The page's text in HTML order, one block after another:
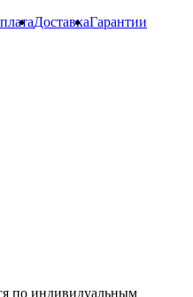
ДоставкаГарантии
по индивидуальным